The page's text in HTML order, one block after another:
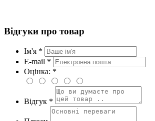
Відгуки про товар
Ім'я *
E-mail *
Оцінка: *
Відгук *